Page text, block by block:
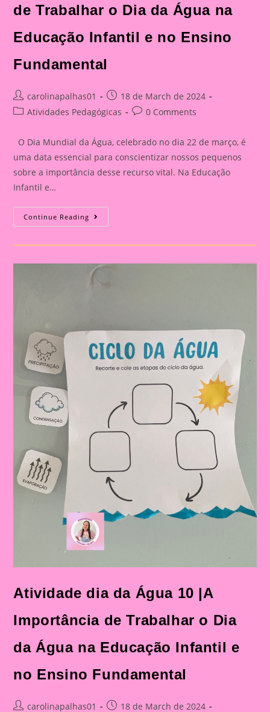
de Trabalhar o Dia da Água na
Educação Infantil e no Ensino
Fundamental
Post
author:
carolinapalhas01
Post
published:
18 de March de 2024
PostAtividades Pedagógicas
Post0 Comments
O Dia Mundial da Água, celebrado no dia 22 de março, é
uma data essencial para conscientizar nossos pequenos
sobre a importância desse recurso vital. Na Educação
Infantil e…
Continue Reading História
Em
A
História
Da
Dia
Da
Água
Na
Educação
Fundamental
Atividade dia da Água 10 |A
Importância de Trabalhar o Dia
da Água na Educação Infantil e
no Ensino Fundamental
Postcarolinapalhas01
Post18 de March de 2024